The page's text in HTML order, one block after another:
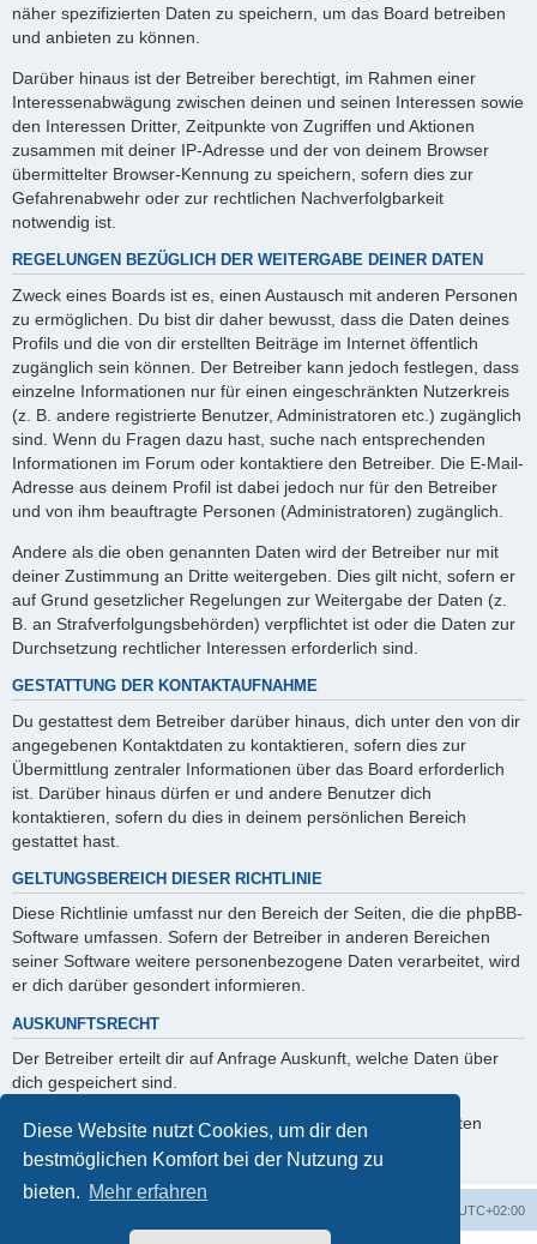
Diese Website nutzt Cookies, um dir den
bestmöglichen Komfort bei der Nutzung zu
bieten. Mehr erfahren
näher spezifizierten Daten zu speichern, um das Board betreiben
und anbieten zu können.
Darüber hinaus ist der Betreiber berechtigt, im Rahmen einer
Interessenabwägung zwischen deinen und seinen Interessen sowie
den Interessen Dritter, Zeitpunkte von Zugriffen und Aktionen
zusammen mit deiner IP-Adresse und der von deinem Browser
übermittelter Browser-Kennung zu speichern, sofern dies zur
Gefahrenabwehr oder zur rechtlichen Nachverfolgbarkeit
notwendig ist.
REGELUNGEN BEZÜGLICH DER WEITERGABE DEINER DATEN
Zweck eines Boards ist es, einen Austausch mit anderen Personen
zu ermöglichen. Du bist dir daher bewusst, dass die Daten deines
Profils und die von dir erstellten Beiträge im Internet öffentlich
zugänglich sein können. Der Betreiber kann jedoch festlegen, dass
einzelne Informationen nur für einen eingeschränkten Nutzerkreis
(z. B. andere registrierte Benutzer, Administratoren etc.) zugänglich
sind. Wenn du Fragen dazu hast, suche nach entsprechenden
Informationen im Forum oder kontaktiere den Betreiber. Die E-Mail-
Adresse aus deinem Profil ist dabei jedoch nur für den Betreiber
und von ihm beauftragte Personen (Administratoren) zugänglich.
Andere als die oben genannten Daten wird der Betreiber nur mit
deiner Zustimmung an Dritte weitergeben. Dies gilt nicht, sofern er
auf Grund gesetzlicher Regelungen zur Weitergabe der Daten (z.
B. an Strafverfolgungsbehörden) verpflichtet ist oder die Daten zur
Durchsetzung rechtlicher Interessen erforderlich sind.
GESTATTUNG DER KONTAKTAUFNAHME
Du gestattest dem Betreiber darüber hinaus, dich unter den von dir
angegebenen Kontaktdaten zu kontaktieren, sofern dies zur
Übermittlung zentraler Informationen über das Board erforderlich
ist. Darüber hinaus dürfen er und andere Benutzer dich
kontaktieren, sofern du dies in deinem persönlichen Bereich
gestattet hast.
GELTUNGSBEREICH DIESER RICHTLINIE
Diese Richtlinie umfasst nur den Bereich der Seiten, die die phpBB-
Software umfassen. Sofern der Betreiber in anderen Bereichen
seiner Software weitere personenbezogene Daten verarbeitet, wird
er dich darüber gesondert informieren.
AUSKUNFTSRECHT
Der Betreiber erteilt dir auf Anfrage Auskunft, welche Daten über
dich gespeichert sind.
Du kannst jederzeit die Löschung bzw. Sperrung deiner Daten
verlangen. Kontaktiere hierzu bitte den Betreiber.
UTC+02:00